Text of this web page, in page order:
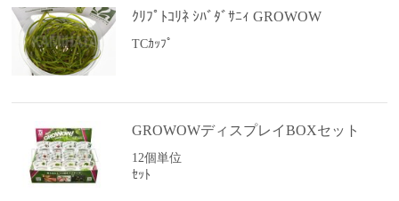
ｸﾘﾌﾟﾄｺﾘﾈ ｼﾊﾞﾀﾞｻﾆｨ GROWOW
TCｶｯﾌﾟ
GROWOWディスプレイBOXセット
12個単位
ｾｯﾄ